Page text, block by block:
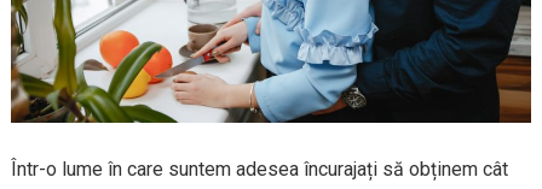
Într-o lume în care suntem adesea încurajați să obținem cât